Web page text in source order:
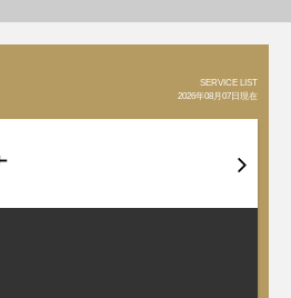
SERVICE LIST
2026年08月07日現在